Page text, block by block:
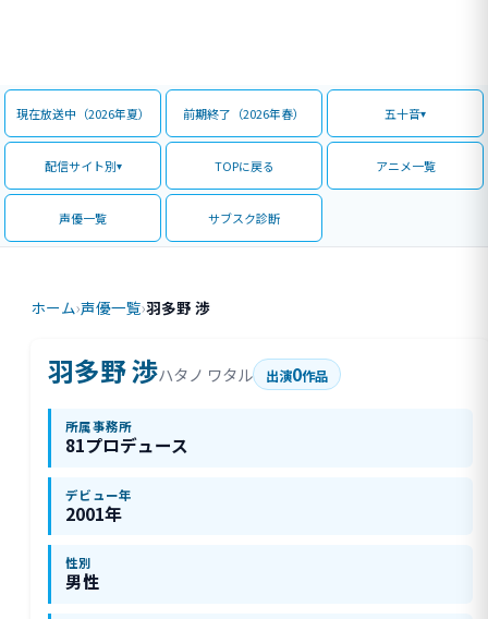
現在放送中（2026年夏） 前期終了（2026年春） 五十音
配信サイト別 TOPに戻る アニメ一覧
声優一覧 サブスク診断
ホーム›声優一覧›羽多野 渉
羽多野 渉ハタノ ワタル 出演0作品
所属事務所
81プロデュース
デビュー年
2001年
性別
男性